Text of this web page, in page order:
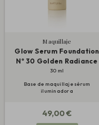
Maquillaje
Glow Serum Foundation
Nº 30 Golden Radiance
30 ml
Base de maquillaje sérum
iluminadora
49,00 €